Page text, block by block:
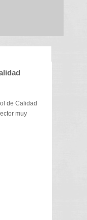
de Calidad
muy